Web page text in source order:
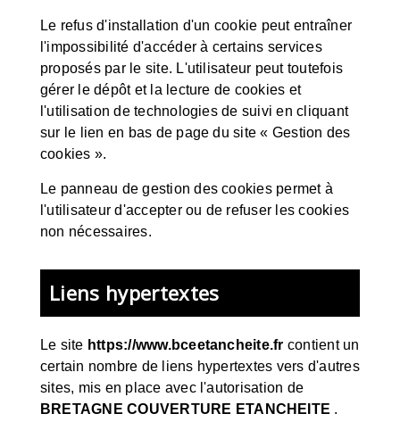
Le refus d'installation d'un cookie peut entraîner
l'impossibilité d'accéder à certains services
proposés par le site. L'utilisateur peut toutefois
gérer le dépôt et la lecture de cookies et
l'utilisation de technologies de suivi en cliquant
sur le lien en bas de page du site « Gestion des
cookies ».
Le panneau de gestion des cookies permet à
l'utilisateur d'accepter ou de refuser les cookies
non nécessaires.
Liens hypertextes
Le site https://www.bceetancheite.fr contient un
certain nombre de liens hypertextes vers d'autres
sites, mis en place avec l'autorisation de
BRETAGNE COUVERTURE ETANCHEITE .